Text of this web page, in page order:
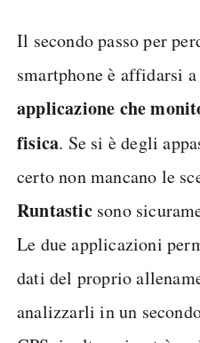
Il secondo passo per
smartphone è affidarsi a
applicazione che
fisica. Se si è degli
certo non mancano le
Runtasticsono
Le due applicazioni
dati del proprio
analizzarli in un